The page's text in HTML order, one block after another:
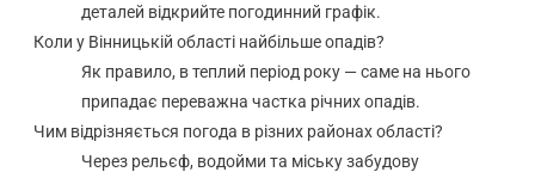
деталей відкрийте погодинний графік.
Коли у Вінницькій області найбільше опадів?
Як правило, в теплий період року — саме на нього
припадає переважна частка річних опадів.
Чим відрізняється погода в різних районах області?
Через рельєф, водойми та міську забудову